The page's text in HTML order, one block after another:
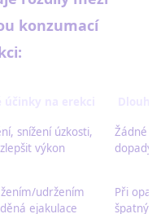
konzumací
snížení úzkosti,
výkon
Žádné
dopady
udržením
ejakulace
Při
špatných